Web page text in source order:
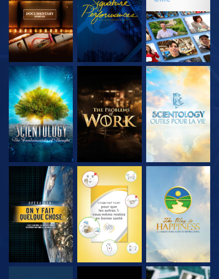
SÉRIES
DÉCOUVRIR LES
SÉRIES
DÉCOUVRIR LES
SÉRIES
DÉCOUVRIR LES
SÉRIES
REGARDER REGARDER REGARDER